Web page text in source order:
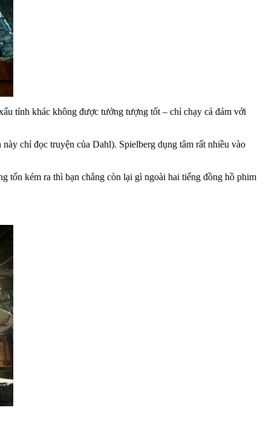
tính khác không được tưởng tượng tốt – chỉ chạy cả đám với
chỉ đọc truyện của Dahl). Spielberg dụng tâm rất nhiều vào
tốn kém ra thì bạn chẳng còn lại gì ngoài hai tiếng đồng hồ phim